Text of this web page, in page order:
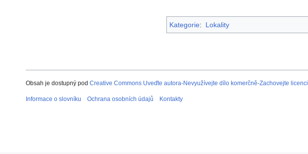
Kategorie: Lokality
Obsah je dostupný pod Creative Commons Uveďte autora-Nevyužívejte dílo komerčně-Zachovejte licenci
Informace o slovníku Ochrana osobních údajů Kontakty